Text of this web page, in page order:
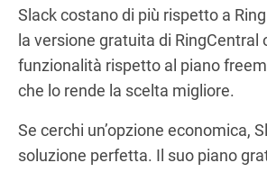
Slack costano di più rispetto a
la versione gratuita di RingCentral
funzionalità rispetto al piano
che lo rende la scelta migliore.
Se cerchi un’opzione economica,
soluzione perfetta. Il suo piano